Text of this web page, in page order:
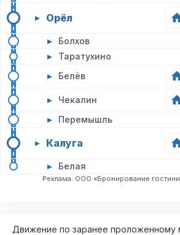
▸ Орёл
▸ Болхов
▸ Таратухино
▸ Белёв
▸ Чекалин
▸ Перемышль
▸ Калуга
▸ Белая
Реклама. ООО «Бронирование
Движение по заранее проложенному